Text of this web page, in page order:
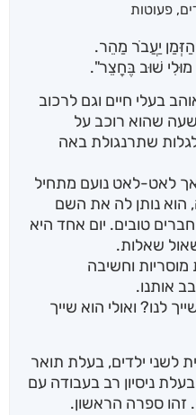
, פעוטות
יַעֲבֹר מַהֵר.
שׁוּב בֶּחָצֵר".
בעלי חיים וגם לרכוב
שהוא רוכב על
שתרנגולת באה
לאט-לאט נועם מתחיל
הוא נותן לה את השם
טובים. יום אחד היא
שאלות.
וחשיבה
אותנו.
לנו? ואולי הוא שייך
לשני ילדים, בעלת תואר
ניסיון רב בעבודה עם
זהו ספרה הראשון.